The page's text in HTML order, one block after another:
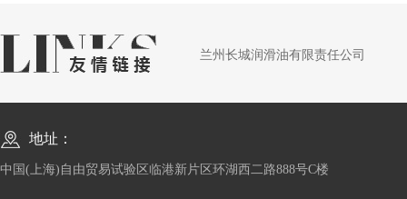
兰州长城润滑油有限责任公司
地址：
中国(上海)自由贸易试验区临港新片区环湖西二路888号C楼